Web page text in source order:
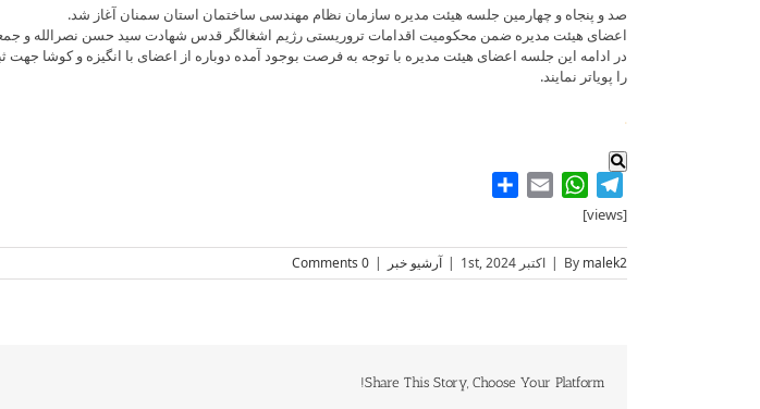
صد و پنجاه و چهارمین جلسه هیئت مدیره سازمان نظام مهندسی ساختمان استان سمنان آغاز شد.
اعضای هیئت مدیره ضمن محکومیت اقدامات تروریستی رژیم اشغالگر قدس شهادت سید حسن نصرالله و جمعی
در ادامه این جلسه اعضای هیئت مدیره با توجه به فرصت بوجود آمده دوباره از اعضای با انگیزه و کوشا
را پویاتر نمایند.
.
Telegram
WhatsApp
Email
[views]
By malek2
| اکتبر 1st, 2024 | آرشیو خبر |
0 Comments
Share This Story, Choose Your Platform!